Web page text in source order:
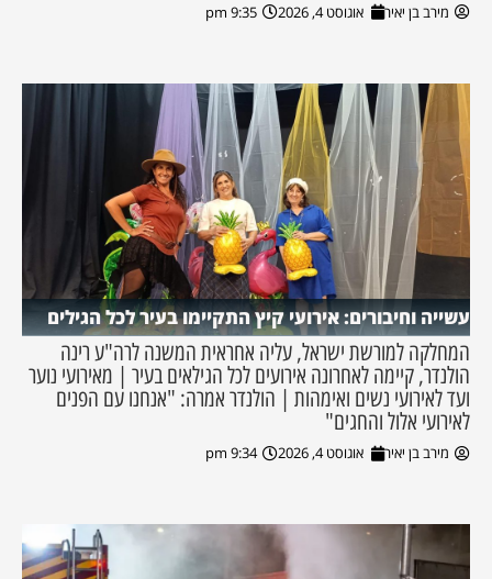
מירב בן יאיר אוגוסט 4, 2026 9:35 pm
עשייה וחיבורים: אירועי קיץ התקיימו בעיר לכל הגילים
המחלקה למורשת ישראל, עליה אחראית המשנה לרה"ע רינה
הולנדר, קיימה לאחרונה אירועים לכל הגילאים בעיר | מאירועי נוער
ועד לאירועי נשים ואימהות | הולנדר אמרה: "אנחנו עם הפנים
לאירועי אלול והחגים"
מירב בן יאיר אוגוסט 4, 2026 9:34 pm